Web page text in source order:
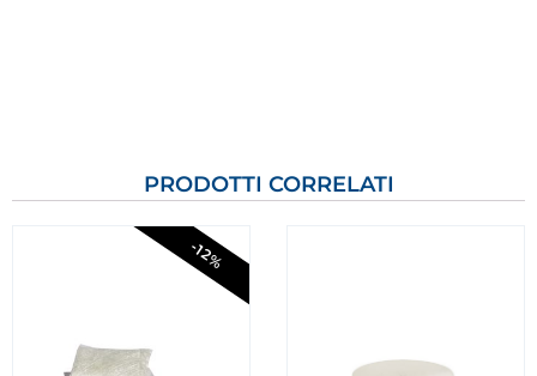
PRODOTTI CORRELATI
-12%